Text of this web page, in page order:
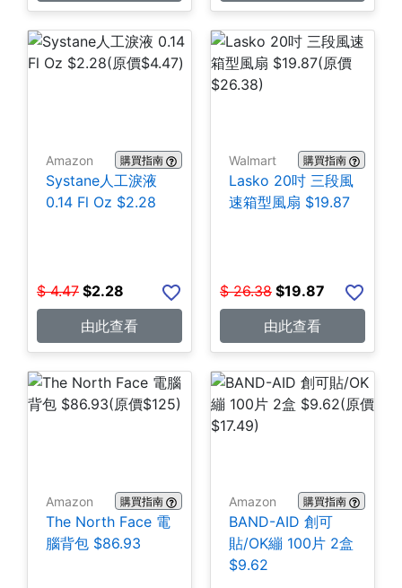
Amazon 購買指南
Systane人工淚液
0.14 Fl Oz $2.28
$ 4.47 $2.28
由此查看
Walmart 購買指南
Lasko 20吋 三段風
速箱型風扇 $19.87
$ 26.38 $19.87
由此查看
Amazon 購買指南
The North Face 電
腦背包 $86.93
Amazon 購買指南
BAND-AID 創可
貼/OK繃 100片 2盒
$9.62